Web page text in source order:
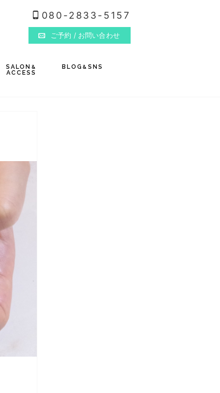
080-2833-5157
ご予約 / お問い合わせ
SALON &
ACCESS
BLOG & SNS